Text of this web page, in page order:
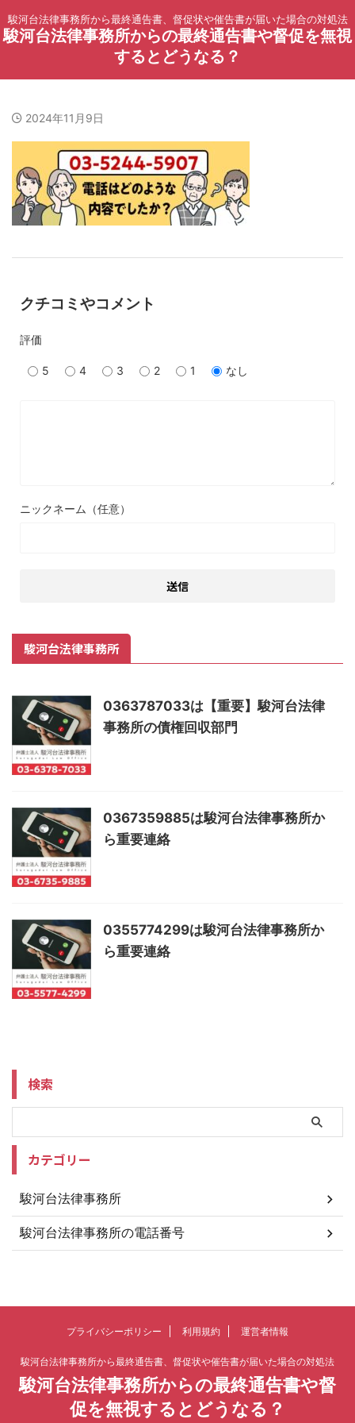
駿河台法律事務所から最終通告書、督促状や催告書が届いた場合の対処法
駿河台法律事務所からの最終通告書や督促を無視
するとどうなる？
2024年11月9日
クチコミやコメント
評価
5 4 3 2 1 なし
ニックネーム（任意）
駿河台法律事務所
0363787033は【重要】駿河台法律
事務所の債権回収部門
0367359885は駿河台法律事務所か
ら重要連絡
0355774299は駿河台法律事務所か
ら重要連絡
検索
カテゴリー
駿河台法律事務所
駿河台法律事務所の電話番号
プライバシーポリシー 利用規約 運営者情報
駿河台法律事務所から最終通告書、督促状や催告書が届いた場合の対処法
駿河台法律事務所からの最終通告書や督
促を無視するとどうなる？